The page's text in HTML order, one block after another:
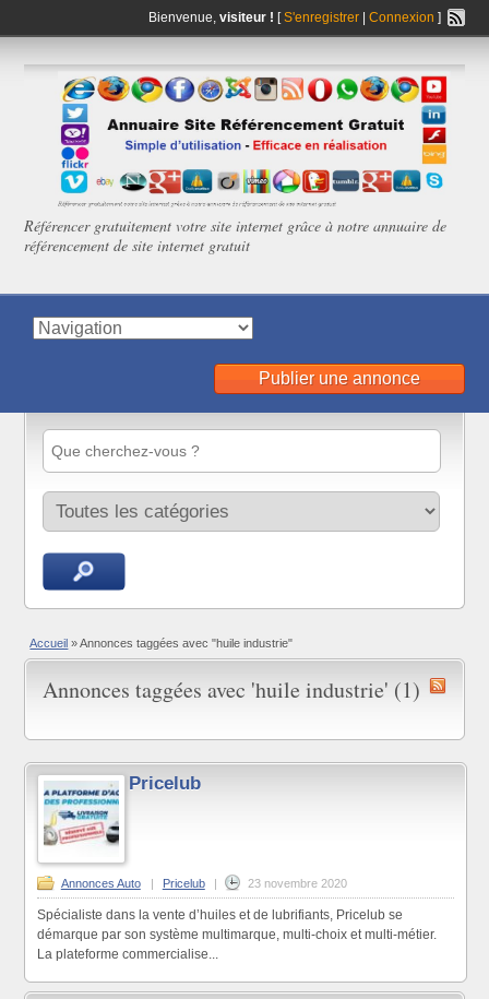
Bienvenue, visiteur ! [S'enregistrer| Connexion ]
Référencer gratuitement votre site internet grâce à notre annuaire de
référencement de site internet gratuit
Publier une annonce
Accueil » Annonces taggées avec "huile industrie"
Annonces taggées avec 'huile industrie' (1)
Pricelub
Annonces Auto | Pricelub | 23 novembre 2020
Spécialiste dans la vente d’huiles et de lubrifiants, Pricelub se
démarque par son système multimarque, multi-choix et multi-métier.
La plateforme commercialise...